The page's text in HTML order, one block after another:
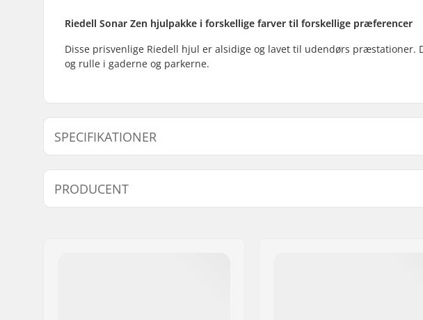
Riedell Sonar Zen hjulpakke i forskellige farver til forskellige præferencer
Disse prisvenlige Riedell hjul er alsidige og lavet til udendørs præstationer.
og rulle i gaderne og parkerne.
SPECIFIKATIONER
Hjul hårdhed:
85A
Hjulbredde:
Kuglelejer:
Ikke inkluderet
PRODUCENT